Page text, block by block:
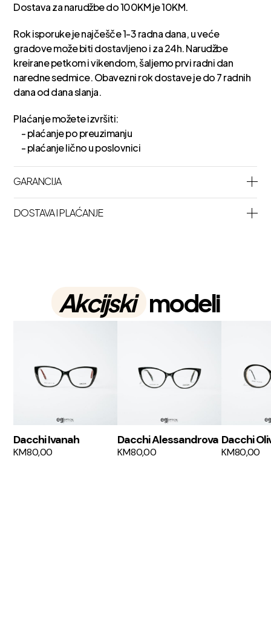
Dostava za narudžbe do 100KM je 10KM.
Rok isporuke je najčešče 1-3 radna dana, u veće
gradove može biti dostavljeno i za 24h. Narudžbe
kreirane petkom i vikendom, šaljemo prvi radni dan
naredne sedmice. Obavezni rok dostave je do 7 radnih
dana od dana slanja.
Plaćanje možete izvršiti:
- plaćanje po preuzimanju
- plaćanje lično u poslovnici
GARANCIJA
DOSTAVA I PLAĆANJE
Akcijski modeli
Dacchi Ivanah
KM80,00
Dacchi Alessandrova
KM80,00
Dacchi
KM80,00